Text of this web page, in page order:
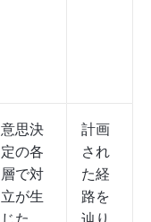
意思決
定の各
層で対
立が生
計画
され
た経
路を